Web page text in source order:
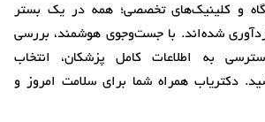
و کلینیک‌های تخصصی؛ همه در یک بستر
شده‌اند. با جست‌وجوی هوشمند، بررسی
به اطلاعات کامل پزشکان، انتخاب
دکتریاب همراه شما برای سلامت امروز و